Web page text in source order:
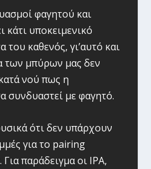
φαγητού και
κάτι υποκειμενικό
του καθενός, γι’αυτό και
των μπύρων μας δεν
νού πως η
συνδυαστεί με φαγητό.
ότι δεν υπάρχουν
για το pairing
παράδειγμα οι IPA,